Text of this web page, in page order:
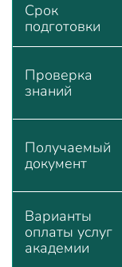
Срок
подготовки
Проверка
знаний
Получаемый
документ
Варианты
оплаты услуг
академии